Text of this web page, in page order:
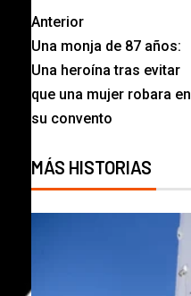
Anterior
Una monja de 87 años:
Una heroína tras evitar
que una mujer robara en
su convento
MÁS HISTORIAS